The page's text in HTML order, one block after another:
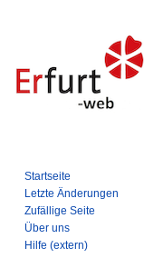
Startseite
Letzte Änderungen
Zufällige Seite
Über uns
Hilfe (extern)